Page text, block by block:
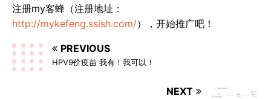
注册my客蜂（注册地址：
http://mykefeng.ssish.com/），开始推广吧！
PREVIOUS
HPV9价疫苗 我有！我可以！
NEXT